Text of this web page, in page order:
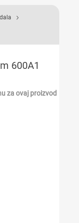
600A1
za ovaj proizvod